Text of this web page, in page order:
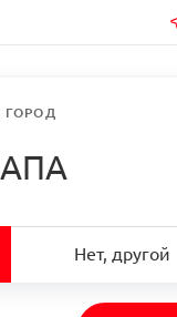
ресторанов и кафе
ГОРОД
Нет, другой